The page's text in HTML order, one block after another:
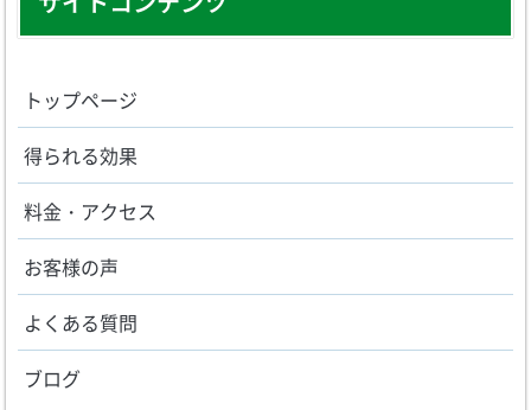
トップページ
得られる効果
料金・アクセス
お客様の声
よくある質問
ブログ